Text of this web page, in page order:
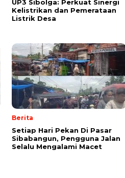
UP3 Sibolga: Perkuat Sinergi
Kelistrikan dan Pemerataan
Listrik Desa
Berita
Setiap Hari Pekan Di Pasar
Sibabangun, Pengguna Jalan
Selalu Mengalami Macet